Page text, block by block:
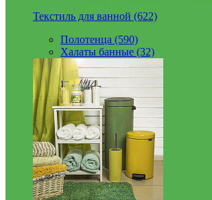
Текстиль для ванной (622)
Полотенца (590)
Халаты банные (32)